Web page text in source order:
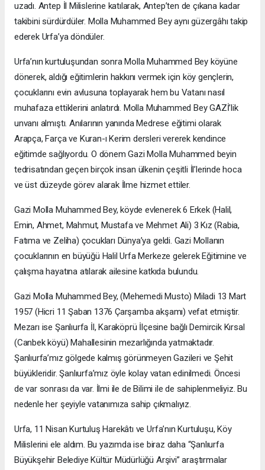
uzadı. Antep İl Milislerine katılarak, Antep’ten de çıkana kadar
takibini sürdürdüler. Molla Muhammed Bey aynı güzergâhı takip
ederek Urfa’ya döndüler.
Urfa’nın kurtuluşundan sonra Molla Muhammed Bey köyüne
dönerek, aldığı eğitimlerin hakkını vermek için köy gençlerin,
çocuklarını evin avlusuna toplayarak hem bu Vatanı nasıl
muhafaza ettiklerini anlatırdı. Molla Muhammed Bey GAZİ’lik
unvanı almıştı. Anılarının yanında Medrese eğitimi olarak
Arapça, Farça ve Kuran-ı Kerim dersleri vererek kendince
eğitimde sağlıyordu. O dönem Gazi Molla Muhammed beyin
tedrisatından geçen birçok insan ülkenin çeşitli İl’lerinde hoca
ve üst düzeyde görev alarak İlme hizmet ettiler.
Gazi Molla Muhammed Bey, köyde evlenerek 6 Erkek (Halil,
Emin, Ahmet, Mahmut, Mustafa ve Mehmet Ali) 3 Kız (Rabia,
Fatıma ve Zeliha) çocukları Dünya’ya geldi. Gazi Mollanın
çocuklarının en büyüğü Halil Urfa Merkeze gelerek Eğitimine ve
çalışma hayatına atılarak ailesine katkıda bulundu.
Gazi Molla Muhammed Bey, (Mehemedi Musto) Miladi 13 Mart
1957 (Hicri 11 Şaban 1376 Çarşamba akşamı) vefat etmiştir.
Mezarı ise Şanlıurfa İl, Karaköprü İlçesine bağlı Demircik Kırsal
(Canbek köyü) Mahallesinin mezarlığında yatmaktadır.
Şanlıurfa’mız gölgede kalmış görünmeyen Gazileri ve Şehit
büyükleridir. Şanlıurfa’mız öyle kolay vatan edinilmedi. Öncesi
de var sonrası da var. İlmi ile de Bilimi ile de sahiplenmeliyiz. Bu
nedenle her şeyiyle vatanımıza sahip çıkmalıyız.
Urfa, 11 Nisan Kurtuluş Harekâtı ve Urfa’nın Kurtuluşu, Köy
Milislerini ele aldım. Bu yazımda ise biraz daha “Şanlıurfa
Büyükşehir Belediye Kültür Müdürlüğü Arşivi” araştırmalar